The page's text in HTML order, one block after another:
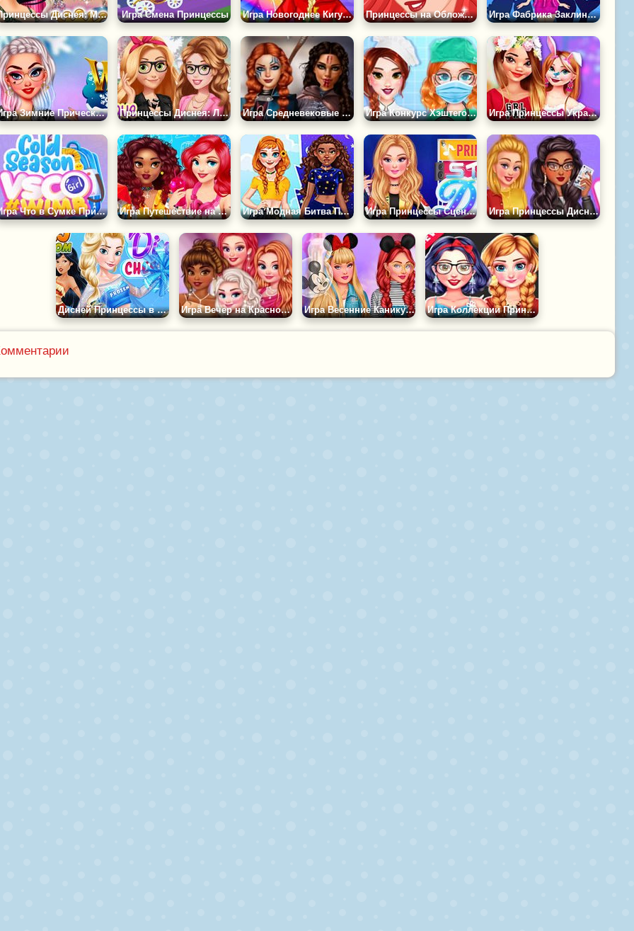
Принцессы Диснея: Мисс Колледж Игра Смена Принцессы Игра Новогоднее Кигуруми для Принцесс Принцессы на Обложке Журнала Игра Фабрика Заклинаний Превращения Русалки
Игра Зимние Прически для Принцесс Принцессы Диснея: Лига Плюща Игра Средневековые Принцессы Игра Конкурс Хэштегов Карьера Принцессы Игра Принцессы Украшают Дом
Игра Что в Сумке Принцесс? Игра Путешествие на Стиле от Принцесс Игра Модная Битва Принцесс Луны и Солнца Игра Принцессы Сценические Дивы Игра Принцессы Диснея: Вско Герл
Дисней Принцессы в Группе Поддержки Игра Вечер на Красной Дорожке Игра Весенние Каникулы в Диснейленде Игра Коллекции Принцесс на Черную Пятницу